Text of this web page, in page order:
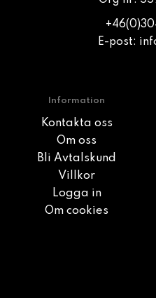
E-post:
Information
Kontakta oss
Om oss
Bli Avtalskund
Villkor
Logga in
Om cookies